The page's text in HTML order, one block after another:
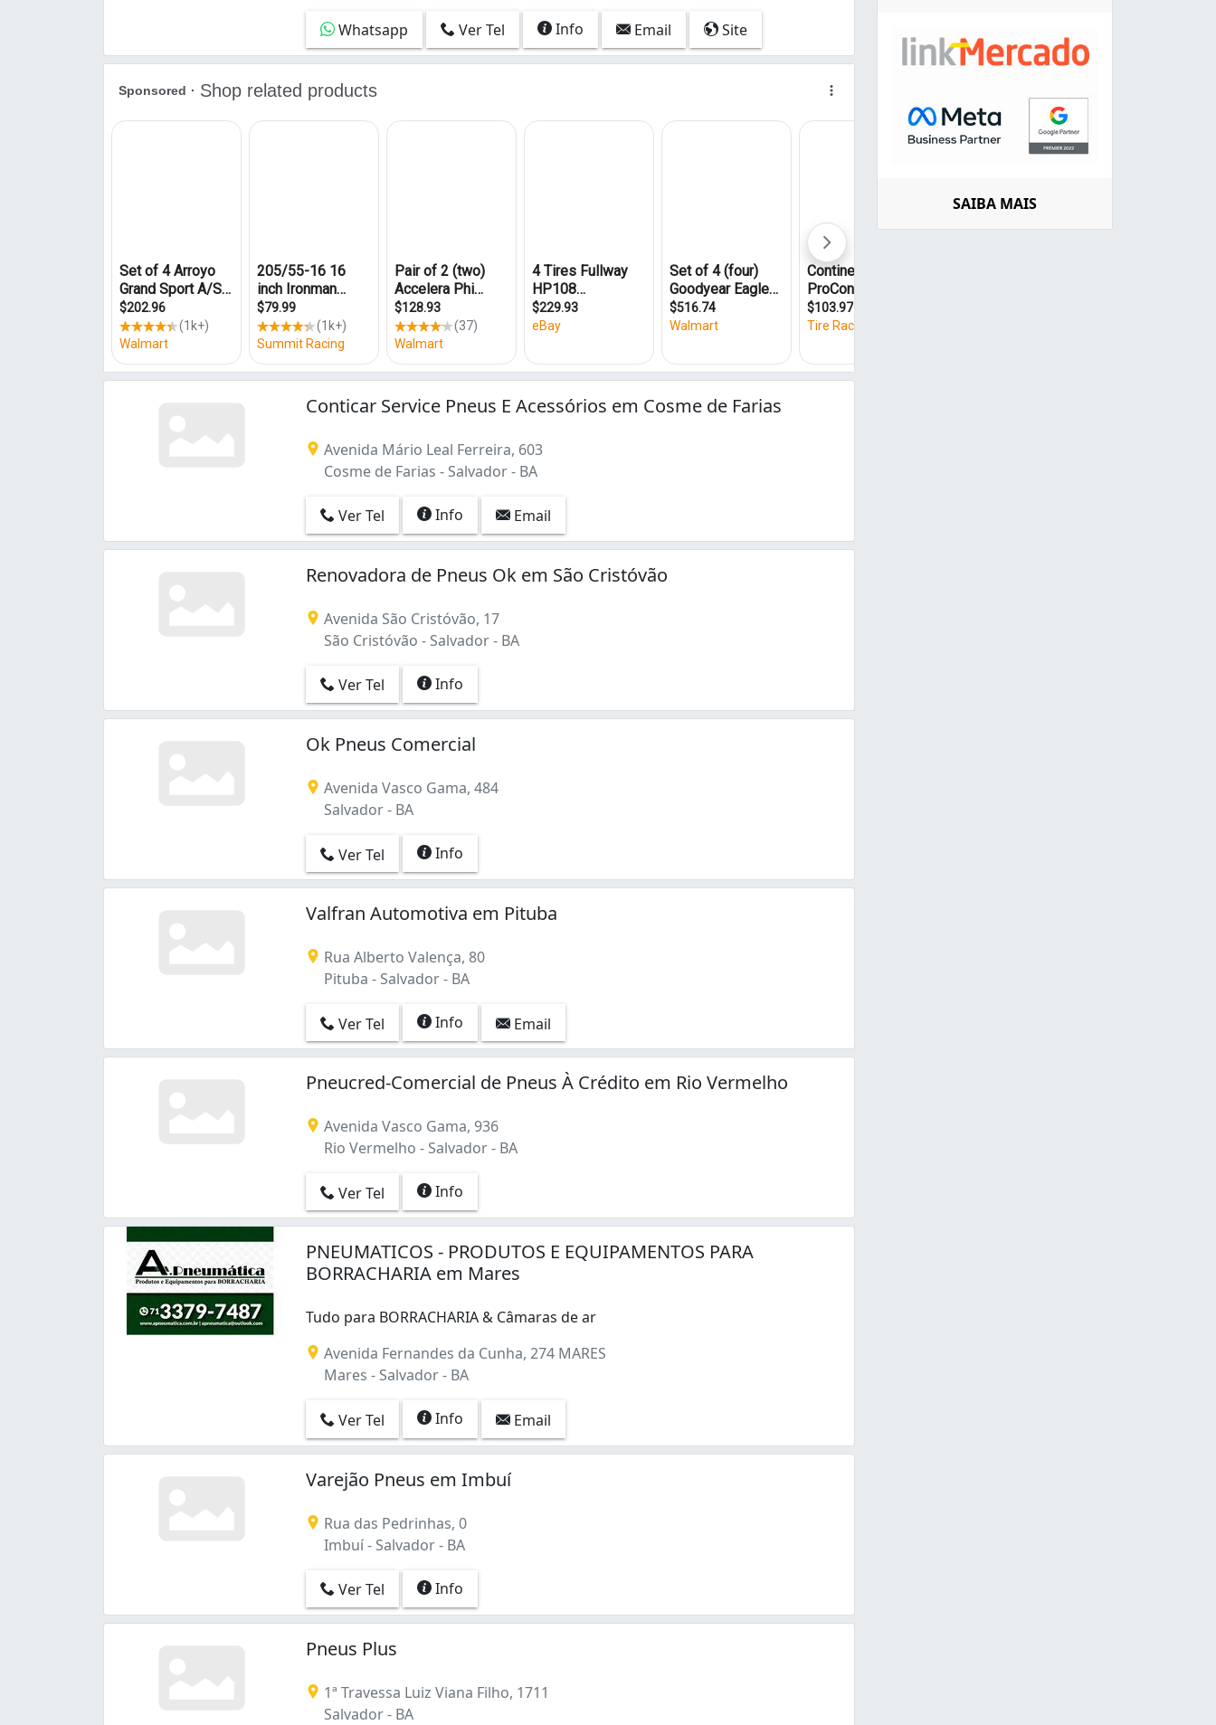
Chame-Chame (2)
Engenho Velho da Federação (2)
Engenho Velho de Brotas (1)
Imbuí (1)
Itapuã (1)
Jaguaripe I (1)
Lobato (1)
Matatu (1)
Porto Seco Pirajá (2)
São Marcos (4)
Whatsapp Ver Tel Info Email Site
Conticar Service Pneus E Acessórios em Cosme de Farias
Avenida Mário Leal Ferreira, 603
Cosme de Farias - Salvador - BA
Ver Tel Info Email
Renovadora de Pneus Ok em São Cristóvão
Avenida São Cristóvão, 17
São Cristóvão - Salvador - BA
Ver Tel Info
Ok Pneus Comercial
Avenida Vasco Gama, 484
Salvador - BA
Ver Tel Info
Valfran Automotiva em Pituba
Rua Alberto Valença, 80
Pituba - Salvador - BA
Ver Tel Info Email
Pneucred-Comercial de Pneus À Crédito em Rio Vermelho
Avenida Vasco Gama, 936
Rio Vermelho - Salvador - BA
Ver Tel Info
PNEUMATICOS - PRODUTOS E EQUIPAMENTOS PARA
BORRACHARIA em Mares
Tudo para BORRACHARIA & Câmaras de ar
Avenida Fernandes da Cunha, 274 MARES
Mares - Salvador - BA
Ver Tel Info Email
Varejão Pneus em Imbuí
Rua das Pedrinhas, 0
Imbuí - Salvador - BA
Ver Tel Info
Pneus Plus
1ª Travessa Luiz Viana Filho, 1711
Salvador - BA
SAIBA MAIS